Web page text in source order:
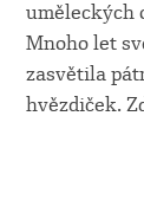
uměleckých
Mnoho let
zasvětila
hvězdiček.